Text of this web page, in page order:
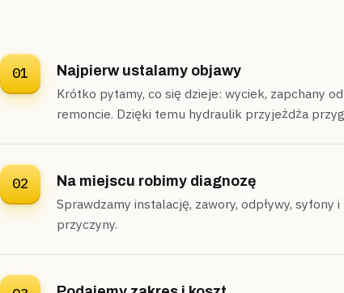
01
Najpierw ustalamy objawy
Krótko pytamy, co się dzieje: wyciek, zapchany
remoncie. Dzięki temu hydraulik przyjeżdża
02
Na miejscu robimy diagnozę
Sprawdzamy instalację, zawory, odpływy, syfony
przyczyny.